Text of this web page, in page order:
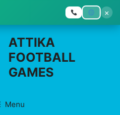
×
ATTIKA
FOOTBALL
GAMES
Menu